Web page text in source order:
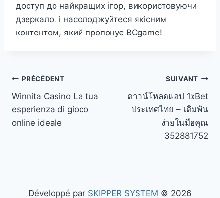
доступ до найкращих ігор, використовуючи
дзеркало, і насолоджуйтеся якісним
контентом, який пропонує BCgame!
Navigation
de
l’article
PRÉCÉDENT
Winnita Casino La tua
esperienza di gioco
online ideale
SUIVANT
ดาวน์โหลดแอป 1xBet
ประเทศไทย – เดิมพัน
ง่ายในมือคุณ
352881752
Développé par SKIPPER SYSTEM © 2026